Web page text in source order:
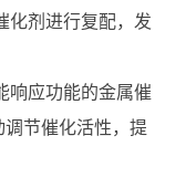
化剂进行复配，发
响应功能的金属催
节催化活性，提